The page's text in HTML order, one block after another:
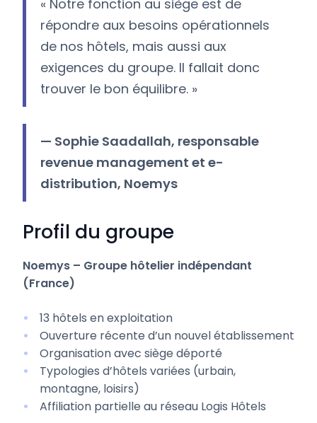
« Notre fonction au siège est de
répondre aux besoins opérationnels
de nos hôtels, mais aussi aux
exigences du groupe. Il fallait donc
trouver le bon équilibre. »
— Sophie Saadallah, responsable
revenue management et e-
distribution, Noemys
Profil du groupe
Noemys – Groupe hôtelier indépendant
(France)
13 hôtels en exploitation
Ouverture récente d’un nouvel établissement
Organisation avec siège déporté
Typologies d’hôtels variées (urbain,
montagne, loisirs)
Affiliation partielle au réseau Logis Hôtels